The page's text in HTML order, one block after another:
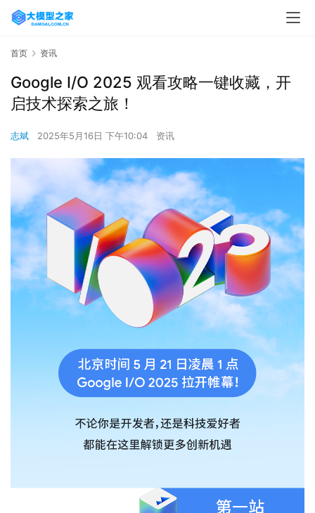
首页 资讯
Google I/O 2025 观看攻略一键收藏，开
启技术探索之旅！
志斌 2025年5月16日 下午10:04 资讯